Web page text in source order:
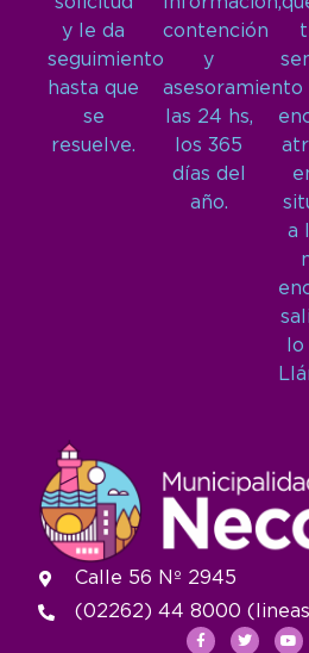
y le da
seguimiento
hasta que
se
resuelve.
contención
y
asesoramiento
las 24 hs,
los 365
días del
año.
a
Calle 56 Nº 2945
(02262) 44 8000